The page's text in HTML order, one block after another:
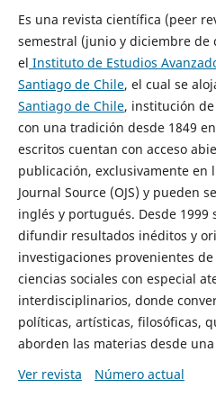
Es una revista científica (peer
semestral (junio y diciembre de
el Instituto de Estudios
Santiago de Chile, el cual se
Santiago de Chile, institución de
con una tradición desde 1849
escritos cuentan con acceso
publicación, exclusivamente en
Journal Source (OJS) y pueden
inglés y portugués. Desde 1999
difundir resultados inéditos y
investigaciones provenientes
ciencias sociales con especial
interdisciplinarios, donde
políticas, artísticas, filosóficas,
aborden las materias desde
Ver revista
Número actual